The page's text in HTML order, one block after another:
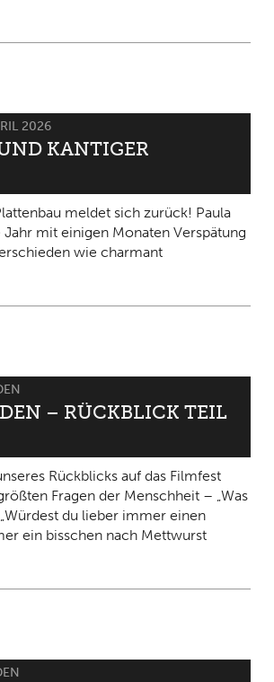
2026
KANTIGER W
meldet sich zurück! Paula
mit einigen Monaten Verspätung
wie charmant
– RÜCKBLICK TEIL
Rückblicks auf das Filmfest
Fragen der Menschheit – „Was
du lieber immer einen
ein bisschen nach Mettwurst